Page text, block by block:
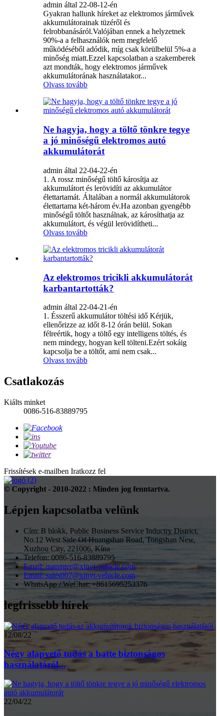
admin által 22-08-12-én
Gyakran hallunk híreket az elektromos járművek
akkumulátorainak tüzéről és
felrobbanásáról.Valójában ennek a helyzetnek
90%-a a felhasználók nem megfelelő
működéséből adódik, míg csak körülbelül 5%-a a
minőség miatt.Ezzel kapcsolatban a szakemberek
azt mondták, hogy elektromos járművek
akkumulátorának használatakor...
Olvass tovább
Ne hagyja, hogy a töltő tönkre tegye
a jó minőségű elektromos autó
akkumulátorát
admin által 22-04-22-én
1. A rossz minőségű töltő károsítja az
akkumulátort és lerövidíti az akkumulátor
élettartamát. Általában a normál akkumulátorok
élettartama két-három év.Ha azonban gyengébb
minőségű töltőt használnak, az károsíthatja az
akkumulátort, és végül lerövidítheti...
Olvass tovább
Az elektromos tricikli akkumulátorát
karbantartották?
admin által 22-04-21-én
1. Ésszerű akkumulátor töltési idő Kérjük,
ellenőrizze az időt 8-12 órán belül. Sokan
félreértik, hogy a töltő egy intelligens töltés, és
nem mindegy, hogyan kell tölteni.Ezért sokáig
kapcsolja be a töltőt, ami nem csak...
Olvass tovább
Csatlakozás
Kiálts minket
0086-516-83889795
Frissítések e-mailben Iratkozz fel
© Copyright - 2010-2022 : Minden jog fenntartva.
Lépjen kapcsolatba velünk
Cím: B blokk, Public Business Service Inductry District,
No.12 West Side Of Huangshan Road, Tongshan New,
Xuzhou City, 221006, Kína
Telefon: 0086-516-83889795
Email: manager@xinyi-vehicle.com
Email: sales007@xinyi-vehicle.com
WhatsApp / WeChat: +8615695253376
legfrissebb hírek
12/08/22
Négy alapvető tudás a batte biztonságos
használatáról...
22/04/22